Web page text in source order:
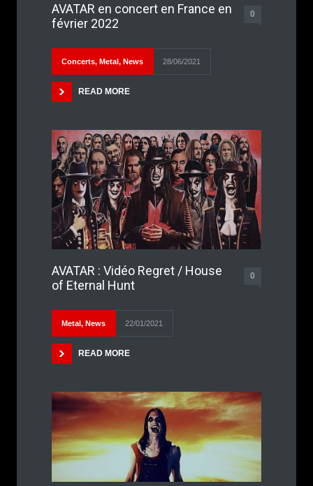
AVATAR en concert en France en
février 2022
0
Concerts, Metal, News 28/06/2021
READ MORE
AVATAR : Vidéo Regret / House
of Eternal Hunt
0
Metal , News 22/01/2021
READ MORE